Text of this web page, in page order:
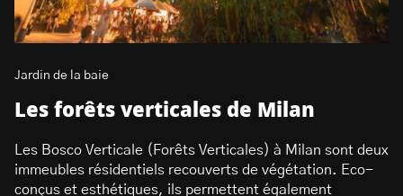
Jardin de la baie
Les forêts verticales de Milan
Les Bosco Verticale (Forêts Verticales) à Milan sont deux
immeubles résidentiels recouverts de végétation. Eco-
conçus et esthétiques, ils permettent également